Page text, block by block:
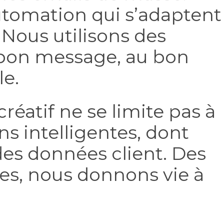
qui s’adaptent
utilisons des
message, au bon
ne se limite pas à
intelligentes, dont
données client. Des
nous donnons vie à